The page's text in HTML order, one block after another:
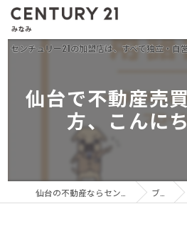
仙台で不動産売
方、こんに
ブログ